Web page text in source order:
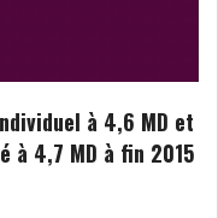
APPEL À
L...
à 4,6 MD et
à 4,7 MD à fin 2015